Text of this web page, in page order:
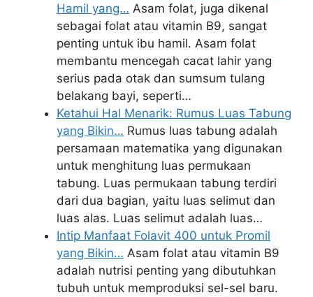
Hamil yang… Asam folat, juga dikenal
sebagai folat atau vitamin B9, sangat
penting untuk ibu hamil. Asam folat
membantu mencegah cacat lahir yang
serius pada otak dan sumsum tulang
belakang bayi, seperti…
Ketahui Hal Menarik: Rumus Luas Tabung
yang Bikin… Rumus luas tabung adalah
persamaan matematika yang digunakan
untuk menghitung luas permukaan
tabung. Luas permukaan tabung terdiri
dari dua bagian, yaitu luas selimut dan
luas alas. Luas selimut adalah luas…
Intip Manfaat Folavit 400 untuk Promil
yang Bikin… Asam folat atau vitamin B9
adalah nutrisi penting yang dibutuhkan
tubuh untuk memproduksi sel-sel baru.